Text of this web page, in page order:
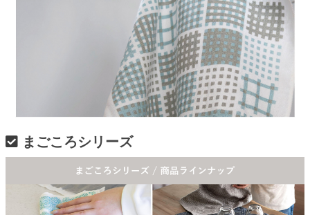
まごころシリーズ